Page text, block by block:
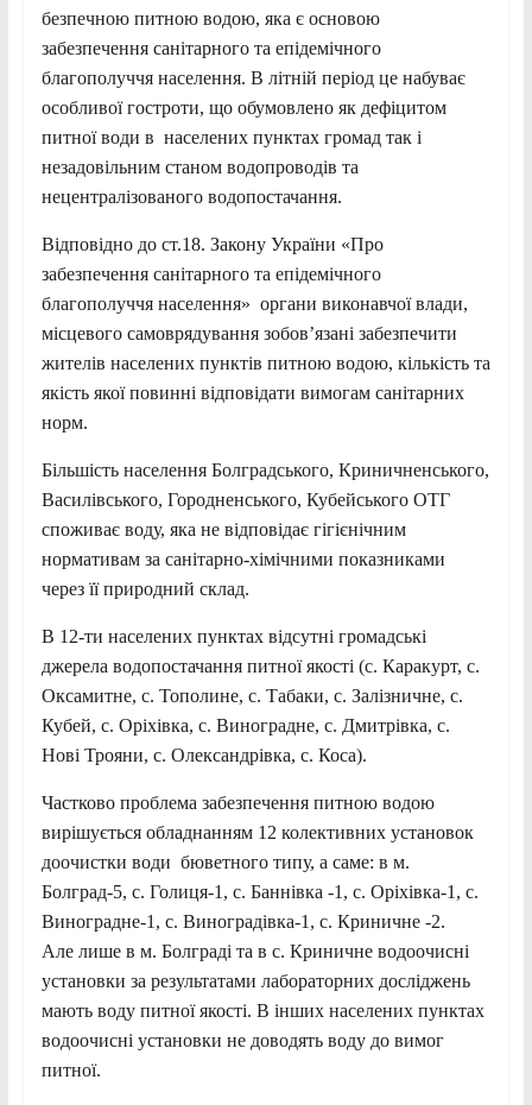
безпечною питною водою, яка є основою
забезпечення санітарного та епідемічного
благополуччя населення. В літній період це набуває
особливої гостроти, що обумовлено як дефіцитом
питної води в населених пунктах громад так і
незадовільним станом водопроводів та
нецентралізованого водопостачання.
Відповідно до ст.18. Закону України «Про
забезпечення санітарного та епідемічного
благополуччя населення» органи виконавчої влади,
місцевого самоврядування зобов’язані забезпечити
жителів населених пунктів питною водою, кількість та
якість якої повинні відповідати вимогам санітарних
норм.
Більшість населення Болградського, Криничненського,
Василівського, Городненського, Кубейського ОТГ
споживає воду, яка не відповідає гігієнічним
нормативам за санітарно-хімічними показниками
через її природний склад.
В 12-ти населених пунктах відсутні громадські
джерела водопостачання питної якості (с. Каракурт, с.
Оксамитне, с. Тополине, с. Табаки, с. Залізничне, с.
Кубей, с. Оріхівка, с. Виноградне, с. Дмитрівка, с.
Нові Трояни, с. Олександрівка, с. Коса).
Частково проблема забезпечення питною водою
вирішується обладнанням 12 колективних установок
доочистки води бюветного типу, а саме: в м.
Болград-5, с. Голиця-1, с. Баннівка -1, с. Оріхівка-1, с.
Виноградне-1, с. Виноградівка-1, с. Криничне -2.
Але лише в м. Болграді та в с. Криничне водоочисні
установки за результатами лабораторних досліджень
мають воду питної якості. В інших населених пунктах
водоочисні установки не доводять воду до вимог
питної.